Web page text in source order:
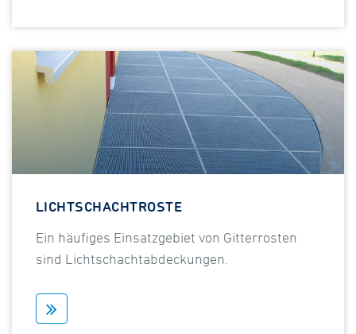
LICHTSCHACHTROSTE
Ein häufiges Einsatzgebiet von Gitterrosten
sind Lichtschachtabdeckungen.